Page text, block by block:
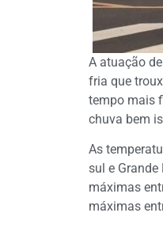
A atuação
fria que
tempo mais
chuva bem
As
sul e
máximas
máximas